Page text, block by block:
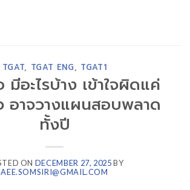
TGAT, TGAT ENG, TGAT1
อะไรบ้าง เข้าใจผิดแค่
อาจวางแผนสอบพลาด
ทั้งปี
ON DECEMBER 27, 2025BY
AEE.SOMSIRI@GMAIL.COM